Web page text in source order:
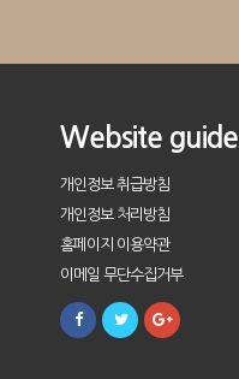
Website guide
개인정보 취급방침
개인정보 처리방침
홈페이지 이용약관
이메일 무단수집거부